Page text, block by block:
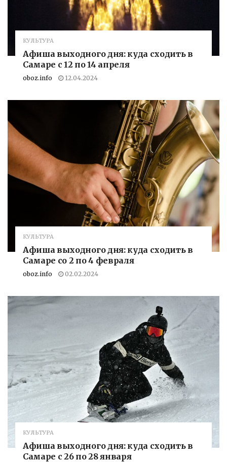
КУЛЬТУРА
Афиша выходного дня: куда сходить в
Самаре с 12 по 14 апреля
oboz.info 12.04.2024
КУЛЬТУРА
Афиша выходного дня: куда сходить в
Самаре со 2 по 4 февраля
oboz.info 02.02.2024
КУЛЬТУРА
Афиша выходного дня: куда сходить в
Самаре с 26 по 28 января